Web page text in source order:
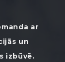
ar
un
izbūvē.